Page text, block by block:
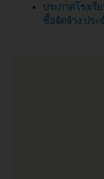
ประกาศโรงเ
ซื้อจัดจ้าง ปร